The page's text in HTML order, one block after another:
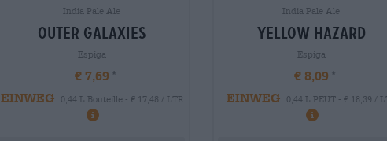
India Pale Ale
outer galaxies
Espiga
€ 7,69
EINWEG
0,44 L Bouteille - € 17,48 / LTR
India Pale Ale
yellow hazard
Espiga
€ 8,09
EINWEG
0,44 L PEUT - € 18,39 /